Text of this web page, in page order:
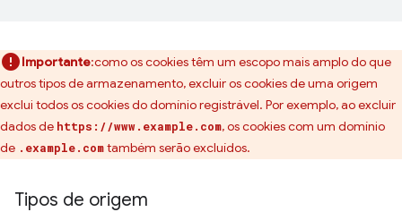
Importante:como os cookies têm um escopo mais amplo do que
outros tipos de armazenamento, excluir os cookies de uma origem
exclui todos os cookies do domínio registrável. Por exemplo, ao excluir
dados de https://www.example.com, os cookies com um domínio
de .example.comtambém serão excluídos.
Tipos de origem